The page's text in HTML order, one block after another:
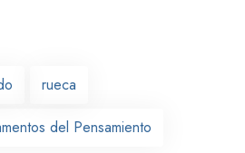
rueca
del Pensamiento